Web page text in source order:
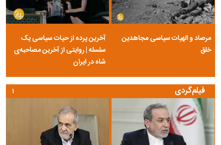
مرصاد و الهیات سیاسی مجاهدین
خلق
آخرین پرده از حیات سیاسی یک
سلسله | روایتی از آخرین مصاحبه‌ی
شاه در ایران
فیلم‌گردی ۱